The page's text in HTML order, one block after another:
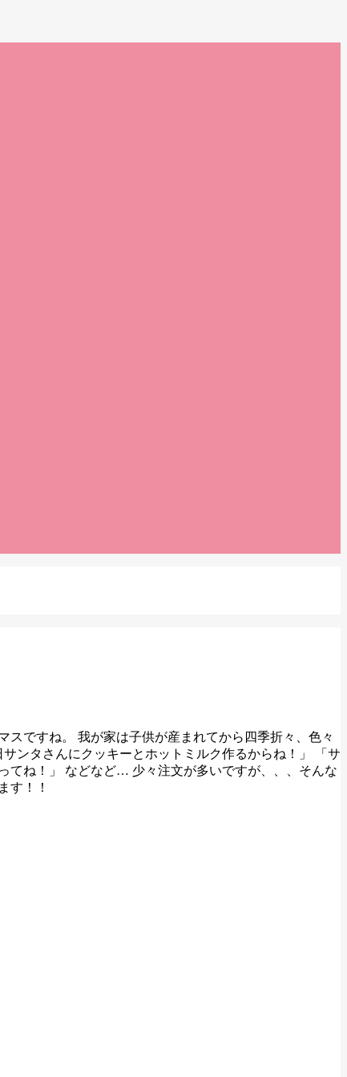
ですね。 我が家は子供が産まれてから四季折々、色々
ンタさんにクッキーとホットミルク作るからね！」 「サ
てね！」 などなど… 少々注文が多いですが、、、そんな
す！！